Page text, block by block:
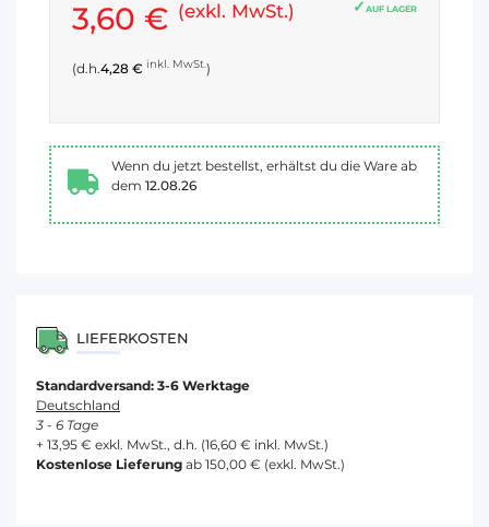
AUF LAGER
3,60 € (exkl. MwSt.)
(d.h.4,28 € inkl. MwSt.)
Wenn du jetzt bestellst, erhältst du die Ware ab
dem 12.08.26
LIEFERKOSTEN
Standardversand: 3-6 Werktage
Deutschland
3 - 6 Tage
+ 13,95 € exkl. MwSt., d.h. (16,60 € inkl. MwSt.)
Kostenlose Lieferung ab 150,00 € (exkl. MwSt.)